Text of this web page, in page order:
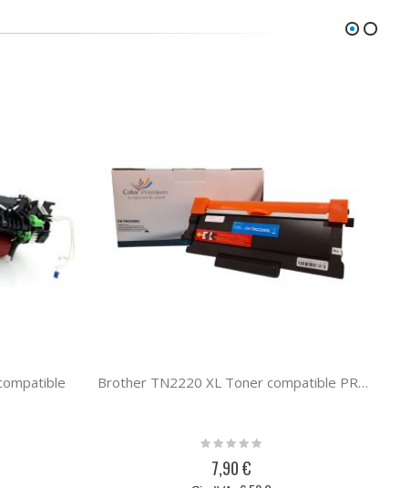
Brother TN2220 XL Toner compatible PREMIUM (5.2K)
Rating:
7,90 €